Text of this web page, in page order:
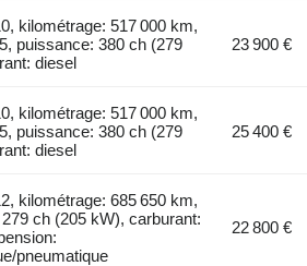
kilométrage: 517 000 km,
puissance: 380 ch (279
diesel
23 900 €
kilométrage: 517 000 km,
puissance: 380 ch (279
diesel
25 400 €
kilométrage: 685 650 km,
ch (205 kW), carburant:
pneumatique
22 800 €